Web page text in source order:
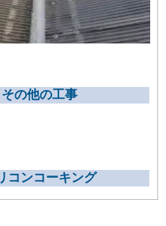
その他の工事
コンコーキング